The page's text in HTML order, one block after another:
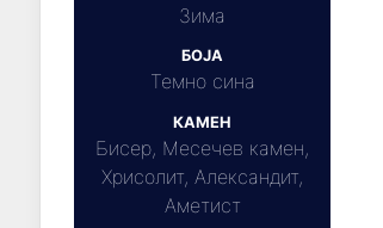
Зима
БОЈА
Темно сина
КАМЕН
Бисер, Месечев камен,
Хрисолит, Александит,
Аметист